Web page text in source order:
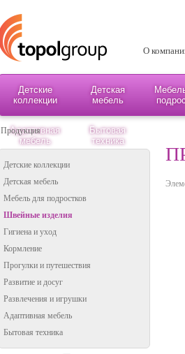
О
Детские
коллекции
Детская
мебель
Адаптивная
мебель
Бытовая
техника
Продукция
Детские коллекции
Детская мебель
Мебель для подростков
Швейные изделия
Гигиена и уход
Кормление
Прогулки и путешествия
Развитие и досуг
Развлечения и игрушки
Адаптивная мебель
Бытовая техника